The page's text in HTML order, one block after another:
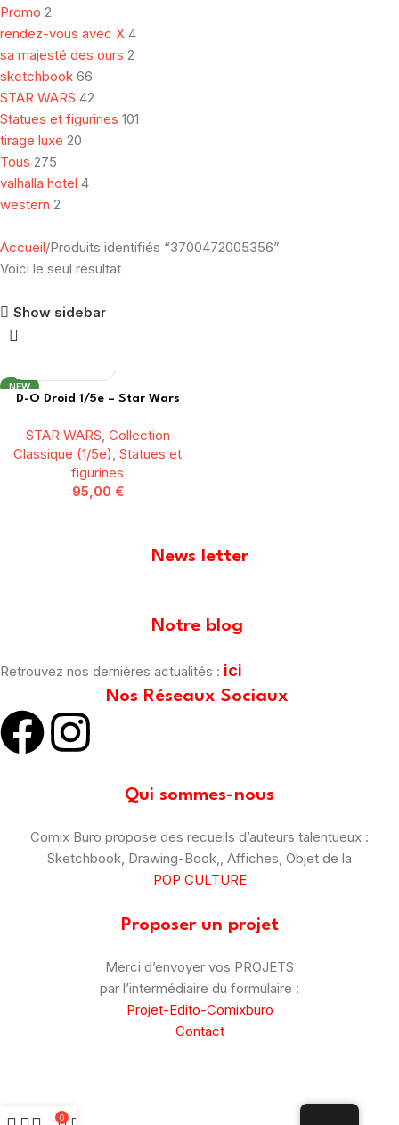
Promo 2
rendez-vous avec X 4
sa majesté des ours 2
sketchbook 66
STAR WARS 42
Statues et figurines 101
tirage luxe 20
Tous 275
valhalla hotel 4
western 2
Accueil Produits identifiés “3700472005356”
Voici le seul résultat
Show sidebar
NEW
D-O Droid 1/5e – Star Wars
STAR WARS, Collection
Classique (1/5e), Statues et
figurines
95,00 €
News letter
Notre blog
Retrouvez nos dernières actualités : ici
Nos Réseaux Sociaux
Qui sommes-nous
Comix Buro propose des recueils d’auteurs talentueux :
Sketchbook, Drawing-Book,, Affiches, Objet de la
POP CULTURE
Proposer un projet
Merci d’envoyer vos PROJETS
par l’intermédiaire du formulaire :
Projet-Edito-Comixburo
Contact
0